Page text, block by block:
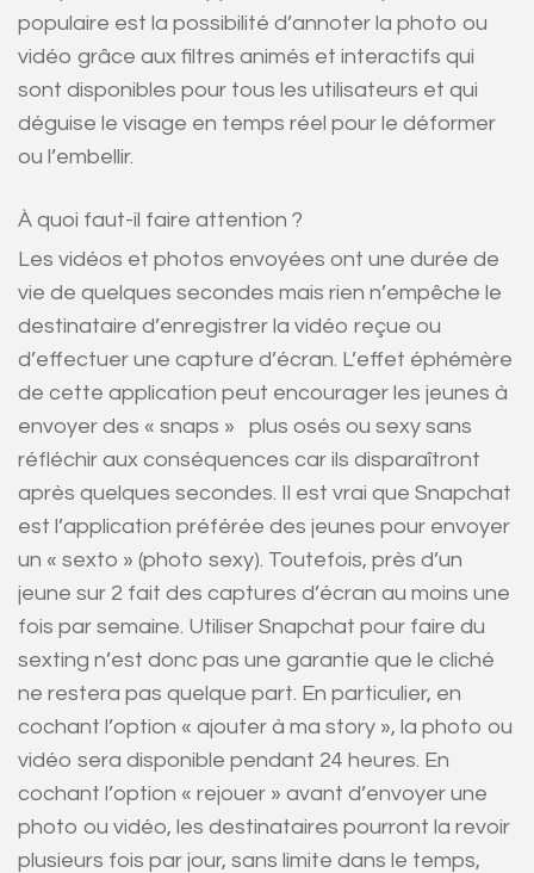
populaire est la possibilité d’annoter la photo ou
vidéo grâce aux filtres animés et interactifs qui
sont disponibles pour tous les utilisateurs et qui
déguise le visage en temps réel pour le déformer
ou l’embellir.
À quoi faut-il faire attention ?
Les vidéos et photos envoyées ont une durée de
vie de quelques secondes mais rien n’empêche le
destinataire d’enregistrer la vidéo reçue ou
d’effectuer une capture d’écran. L’effet éphémère
de cette application peut encourager les jeunes à
envoyer des « snaps » plus osés ou sexy sans
réfléchir aux conséquences car ils disparaîtront
après quelques secondes. Il est vrai que Snapchat
est l’application préférée des jeunes pour envoyer
un « sexto » (photo sexy). Toutefois, près d’un
jeune sur 2 fait des captures d’écran au moins une
fois par semaine. Utiliser Snapchat pour faire du
sexting n’est donc pas une garantie que le cliché
ne restera pas quelque part. En particulier, en
cochant l’option « ajouter à ma story », la photo ou
vidéo sera disponible pendant 24 heures. En
cochant l’option « rejouer » avant d’envoyer une
photo ou vidéo, les destinataires pourront la revoir
plusieurs fois par jour, sans limite dans le temps,